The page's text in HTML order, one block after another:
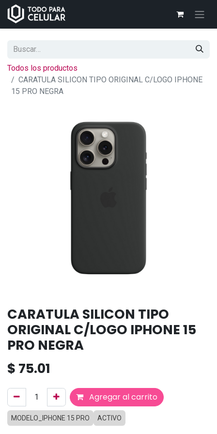
Todos los productos
CARATULA SILICON TIPO ORIGINAL C/LOGO IPHONE
15 PRO NEGRA
CARATULA SILICON TIPO
ORIGINAL C/LOGO IPHONE 15
PRO NEGRA
$ 75.01
Agregar al carrito
MODELO_IPHONE 15 PRO ACTIVO